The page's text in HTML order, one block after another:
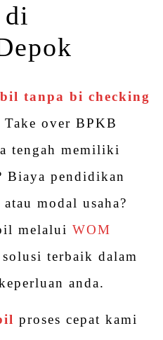
tanpa bi checking
Take over BPKB
tengah memiliki
Biaya pendidikan
modal usaha?
melalui WOM
terbaik dalam
anda.
proses cepat kami